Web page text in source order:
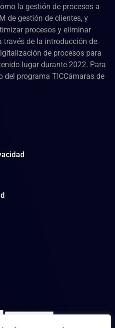
la gestión de procesos a
de gestión de clientes, y
procesos y eliminar
de la introducción de
de procesos para
lugar durante 2022. Para
del programa TICCámaras de